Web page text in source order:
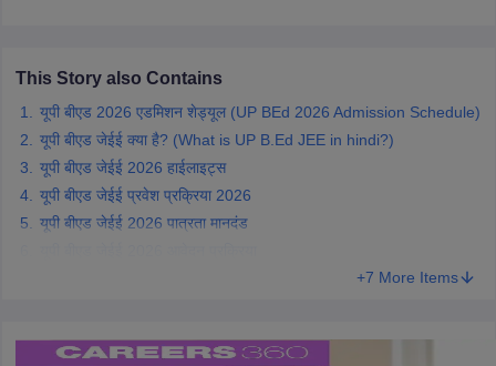
This Story also Contains
यूपी बीएड 2026 एडमिशन शेड्यूल (UP BEd 2026 Admission Schedule)
यूपी बीएड जेईई क्या है? (What is UP B.Ed JEE in hindi?)
यूपी बीएड जेईई 2026 हाईलाइट्स
यूपी बीएड जेईई प्रवेश प्रक्रिया 2026
यूपी बीएड जेईई 2026 पात्रता मानदंड
+7 More Items